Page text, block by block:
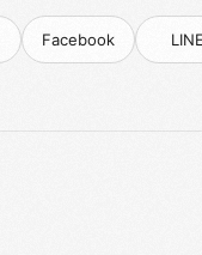
Facebook LINE